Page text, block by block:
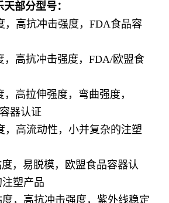
天部分型号：
，高抗冲击强度，FDA食品容
，高抗冲击强度，FDA/欧盟食
，高拉伸强度，弯曲强度，
器认证
，高流动性，小并复杂的注塑
度，易脱模，欧盟食品容器认
塑产品
度，高抗冲击强度，紫外线稳定